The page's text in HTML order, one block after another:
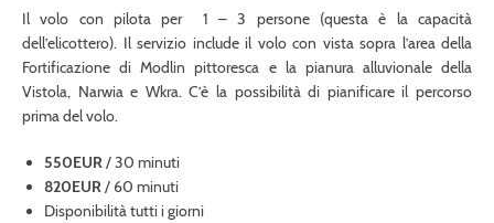
Il volo con pilota per 1 – 3 persone (questa è la capacità
dell’elicottero). Il servizio include il volo con vista sopra l’area della
Fortificazione di Modlin pittoresca e la pianura alluvionale della
Vistola, Narwia e Wkra. C’è la possibilità di pianificare il percorso
prima del volo.
550EUR/ 30 minuti
820EUR/ 60 minuti
Disponibilità tutti i giorni